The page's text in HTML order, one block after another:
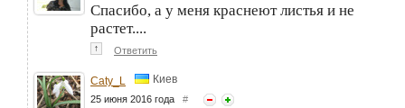
Спасибо, а у меня краснеют листья и не
растет....
↑ Ответить
Caty_L Киев
25 июня 2016 года #